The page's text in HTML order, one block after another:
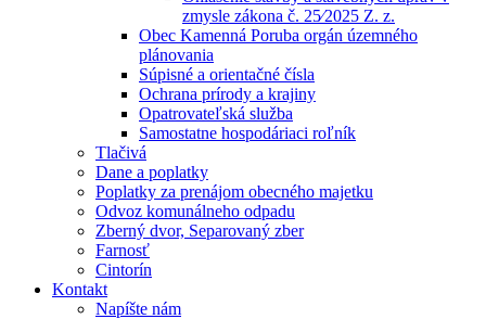
zmysle zákona č. 25⁄2025 Z. z.
Obec Kamenná Poruba orgán územného
plánovania
Súpisné a orientačné čísla
Ochrana prírody a krajiny
Opatrovateľská služba
Samostatne hospodáriaci roľník
Tlačivá
Dane a poplatky
Poplatky za prenájom obecného majetku
Odvoz komunálneho odpadu
Zberný dvor, Separovaný zber
Farnosť
Cintorín
Kontakt
Napíšte nám